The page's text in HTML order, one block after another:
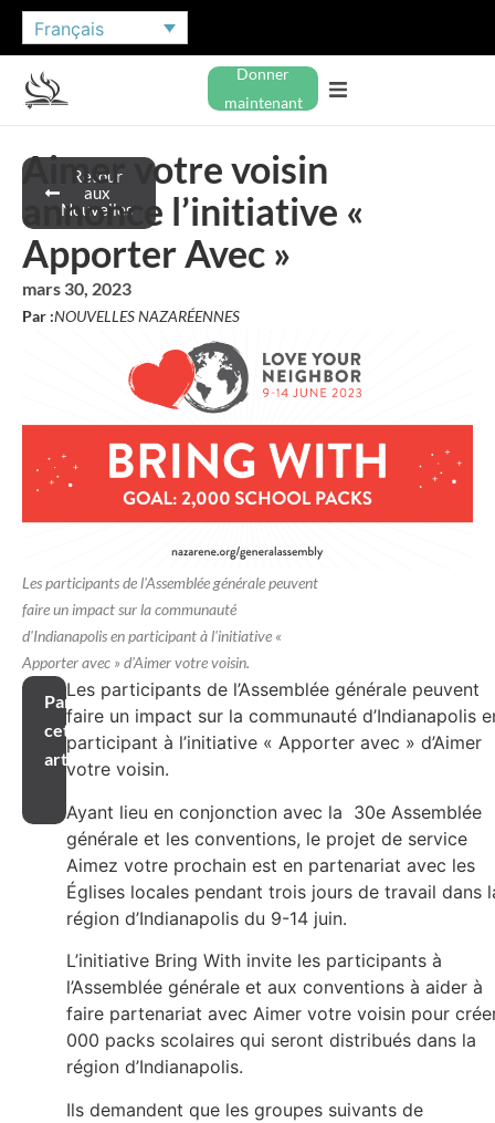
Français
Donner
maintenant
Retour
aux
Nouvelles
Aimer votre voisin
annonce l’initiative «
Apporter Avec »
mars 30, 2023
Par :NOUVELLES NAZARÉENNES
Les participants de l'Assemblée générale peuvent
faire un impact sur la communauté
d'Indianapolis en participant à l'initiative «
Apporter avec » d'Aimer votre voisin.
Partager
cet
article
Les participants de l’Assemblée générale peuvent
faire un impact sur la communauté d’Indianapolis
participant à l’initiative « Apporter avec » d’Aimer
votre voisin.
Ayant lieu en conjonction avec la 30e Assemblée
générale et les conventions, le projet de service
Aimez votre prochain est en partenariat avec les
Églises locales pendant trois jours de travail dans
région d’Indianapolis du 9-14 juin.
L’initiative Bring With invite les participants à
l’Assemblée générale et aux conventions à aider à
faire partenariat avec Aimer votre voisin pour
000 packs scolaires qui seront distribués dans la
région d’Indianapolis.
Ils demandent que les groupes suivants de